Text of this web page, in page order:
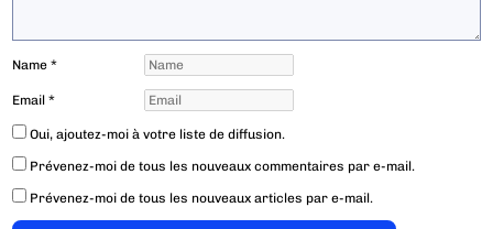
Name*
Email*
Oui, ajoutez-moi à votre liste de diffusion.
Prévenez-moi de tous les nouveaux commentaires par e-mail.
Prévenez-moi de tous les nouveaux articles par e-mail.